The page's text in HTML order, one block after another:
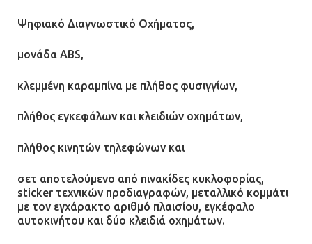
Ψηφιακό Διαγνωστικό Οχήματος,
μονάδα ABS,
κλεμμένη καραμπίνα με πλήθος φυσιγγίων,
πλήθος εγκεφάλων και κλειδιών οχημάτων,
πλήθος κινητών τηλεφώνων και
σετ αποτελούμενο από πινακίδες κυκλοφορίας,
sticker τεχνικών προδιαγραφών, μεταλλικό κομμάτι
με τον εγχάρακτο αριθμό πλαισίου, εγκέφαλο
αυτοκινήτου και δύο κλειδιά οχημάτων.